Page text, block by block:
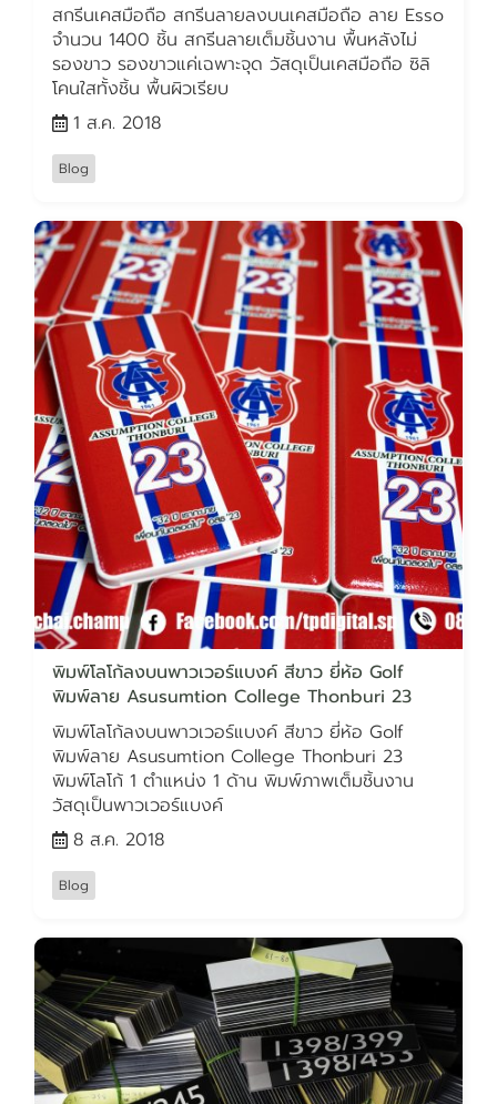
สกรีนเคสมือถือ สกรีนลายลงบนเคสมือถือ ลาย Esso
จำนวน 1400 ชิ้น สกรีนลายเต็มชิ้นงาน พื้นหลังไม่
รองขาว รองขาวแค่เฉพาะจุด วัสดุเป็นเคสมือถือ ซิลิ
โคนใสทั้งชิ้น พื้นผิวเรียบ
1 ส.ค. 2018
Blog
พิมพ์โลโก้ลงบนพาวเวอร์แบงค์ สีขาว ยี่ห้อ Golf
พิมพ์ลาย Asusumtion College Thonburi 23
พิมพ์โลโก้ลงบนพาวเวอร์แบงค์ สีขาว ยี่ห้อ Golf
พิมพ์ลาย Asusumtion College Thonburi 23
พิมพ์โลโก้ 1 ตำแหน่ง 1 ด้าน พิมพ์ภาพเต็มชิ้นงาน
วัสดุเป็นพาวเวอร์แบงค์
8 ส.ค. 2018
Blog